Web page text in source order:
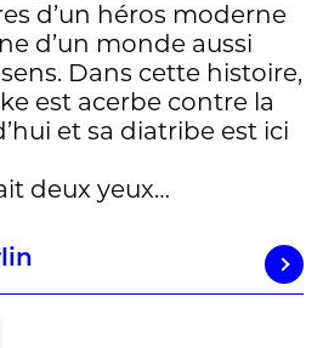
d’un héros moderne
d’un monde aussi
Dans cette histoire,
est acerbe contre la
et sa diatribe est ici
deux yeux…